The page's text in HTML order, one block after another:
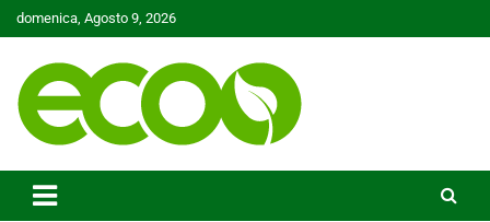
Skip
to
domenica, Agosto 9, 2026
Ecoo.it